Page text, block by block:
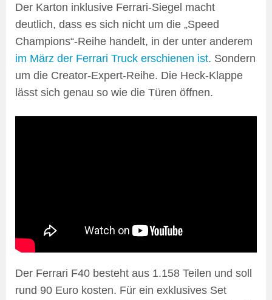
Der Karton inklusive Ferrari-Siegel macht
deutlich, dass es sich nicht um die „Speed
Champions“-Reihe handelt, in der unter anderem
im März der Ferrari Truck erschienen ist. Sondern
um die Creator-Expert-Reihe. Die Heck-Klappe
lässt sich genau so wie die Türen öffnen.
Der Ferrari F40 besteht aus 1.158 Teilen und soll
rund 90 Euro kosten. Für ein exklusives Set